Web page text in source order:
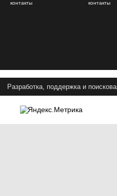
контакты
контакты
Разработка, поддержка и